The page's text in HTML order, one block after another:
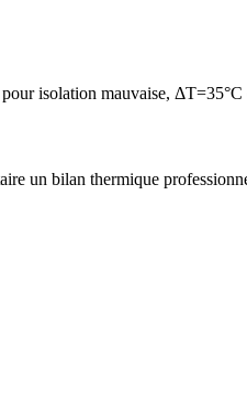
isolation mauvaise, ΔT=35°C
un bilan thermique